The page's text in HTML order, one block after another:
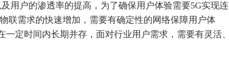
用户的渗透率的提高，为了确保用户体验需要5G实现连
联需求的快速增加，需要有确定性的网络保障用户体
一定时间内长期并存，面对行业用户需求，需要有灵活、